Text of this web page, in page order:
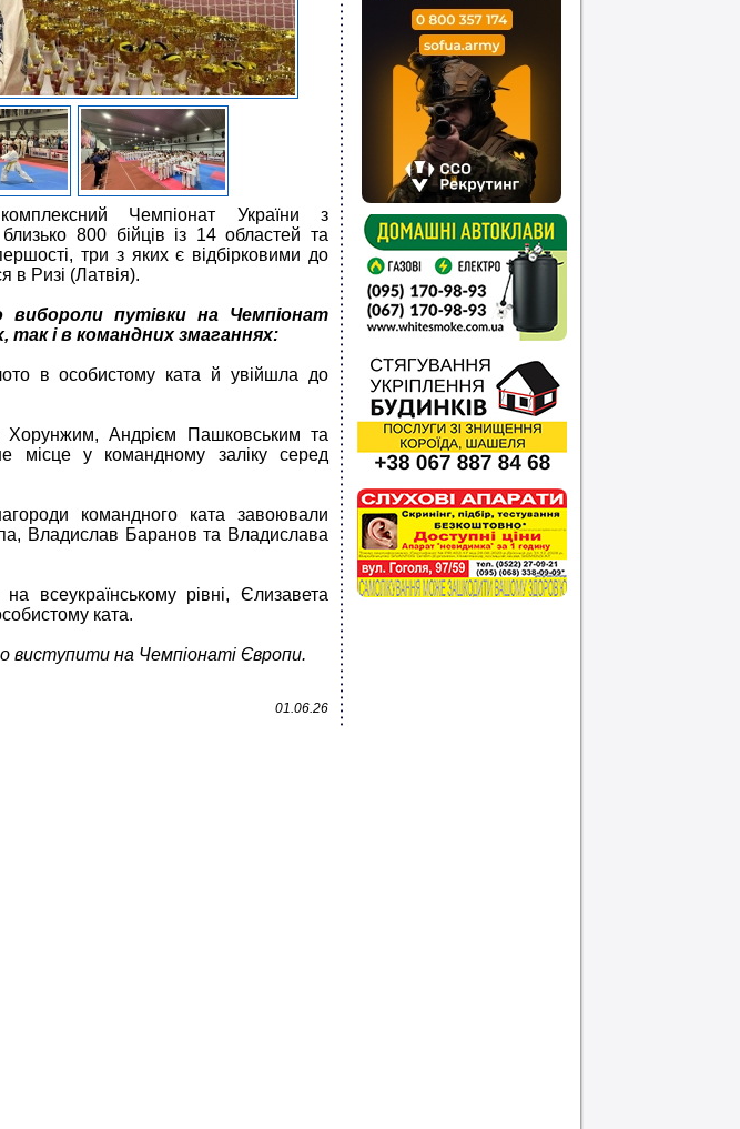
Чемпіонат України з
800 бійців із 14 областей та
три з яких є відбірковими до
в Ризі (Латвія).
вибороли путівки на Чемпіонат
так і в командних змаганнях:
в особистому ката й увійшла до
Андрієм Пашковським та
місце у командному заліку серед
командного ката завоювали
Владислав Баранов та Владислава
всеукраїнському рівні, Єлизавета
ката.
виступити на Чемпіонаті Європи.
01.06.26